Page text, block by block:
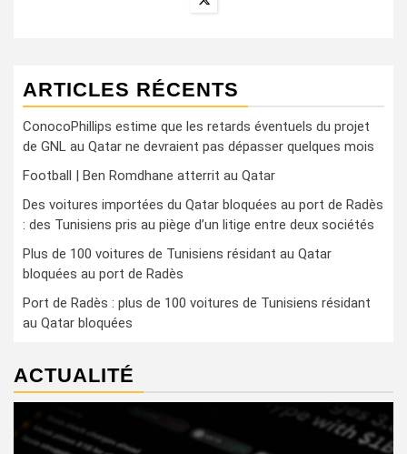
ARTICLES RÉCENTS
ConocoPhillips estime que les retards éventuels du projet
de GNL au Qatar ne devraient pas dépasser quelques mois
Football | Ben Romdhane atterrit au Qatar
Des voitures importées du Qatar bloquées au port de Radès
: des Tunisiens pris au piège d’un litige entre deux sociétés
Plus de 100 voitures de Tunisiens résidant au Qatar
bloquées au port de Radès
Port de Radès : plus de 100 voitures de Tunisiens résidant
au Qatar bloquées
ACTUALITÉ